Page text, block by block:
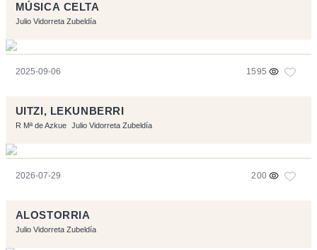
MÚSICA CELTA
Julio Vidorreta Zubeldía
2025-09-06 1595
UITZI, LEKUNBERRI
R Mª de Azkue Julio Vidorreta Zubeldía
2026-07-29 200
ALOSTORRIA
Julio Vidorreta Zubeldía